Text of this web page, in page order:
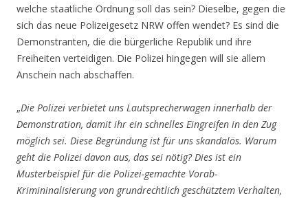
welche staatliche Ordnung soll das sein? Dieselbe, gegen die
sich das neue Polizeigesetz NRW offen wendet? Es sind die
Demonstranten, die die bürgerliche Republik und ihre
Freiheiten verteidigen. Die Polizei hingegen will sie allem
Anschein nach abschaffen.
„Die Polizei verbietet uns Lautsprecherwagen innerhalb der
Demonstration, damit ihr ein schnelles Eingreifen in den Zug
möglich sei. Diese Begründung ist für uns skandalös. Warum
geht die Polizei davon aus, das sei nötig? Dies ist ein
Musterbeispiel für die Polizei-gemachte Vorab-
Krimininalisierung von grundrechtlich geschütztem Verhalten,